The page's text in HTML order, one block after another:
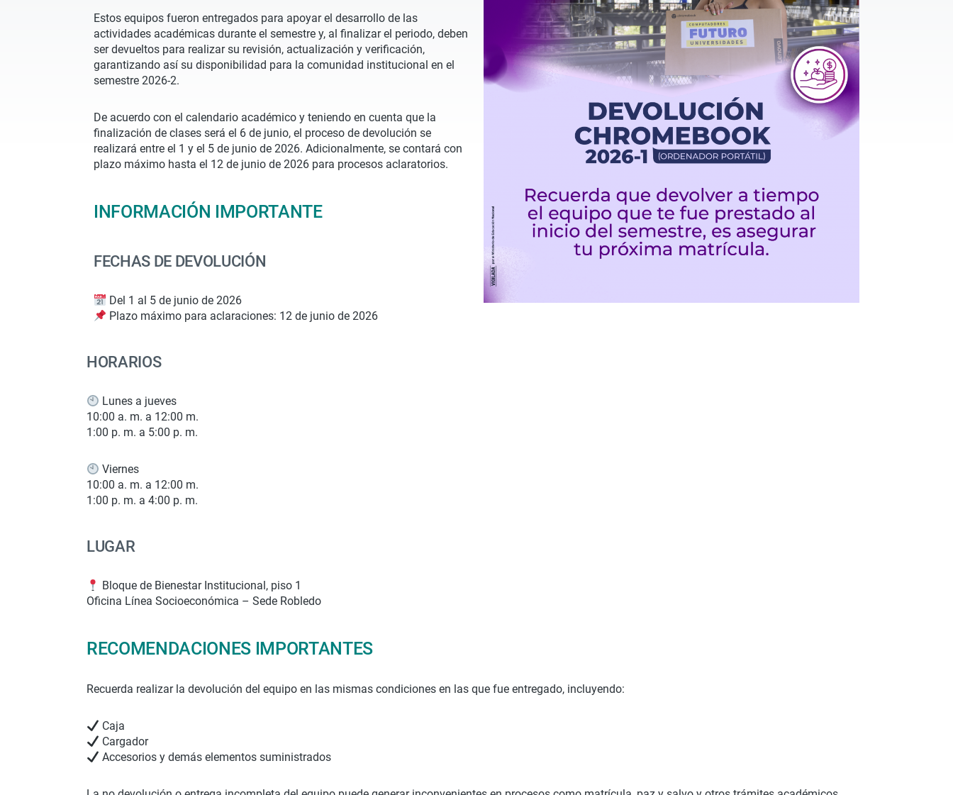
Estos equipos fueron entregados para apoyar el desarrollo de las
actividades académicas durante el semestre y, al finalizar el periodo, deben
ser devueltos para realizar su revisión, actualización y verificación,
garantizando así su disponibilidad para la comunidad institucional en el
semestre 2026-2.
De acuerdo con el calendario académico y teniendo en cuenta que la
finalización de clases será el 6 de junio, el proceso de devolución se
realizará entre el 1 y el 5 de junio de 2026. Adicionalmente, se contará con
plazo máximo hasta el 12 de junio de 2026 para procesos aclaratorios.
INFORMACIÓN IMPORTANTE
FECHAS DE DEVOLUCIÓN
Del 1 al 5 de junio de 2026
Plazo máximo para aclaraciones: 12 de junio de 2026
HORARIOS
Lunes a jueves
10:00 a. m. a 12:00 m.
1:00 p. m. a 5:00 p. m.
Viernes
10:00 a. m. a 12:00 m.
1:00 p. m. a 4:00 p. m.
LUGAR
Bloque de Bienestar Institucional, piso 1
Oficina Línea Socioeconómica – Sede Robledo
RECOMENDACIONES IMPORTANTES
Recuerda realizar la devolución del equipo en las mismas condiciones en las que fue entregado, incluyendo:
Caja
Cargador
Accesorios y demás elementos suministrados